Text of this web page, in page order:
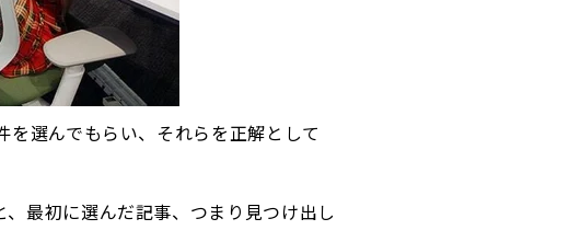
選んでもらい、それらを正解として
最初に選んだ記事、つまり見つけ出し